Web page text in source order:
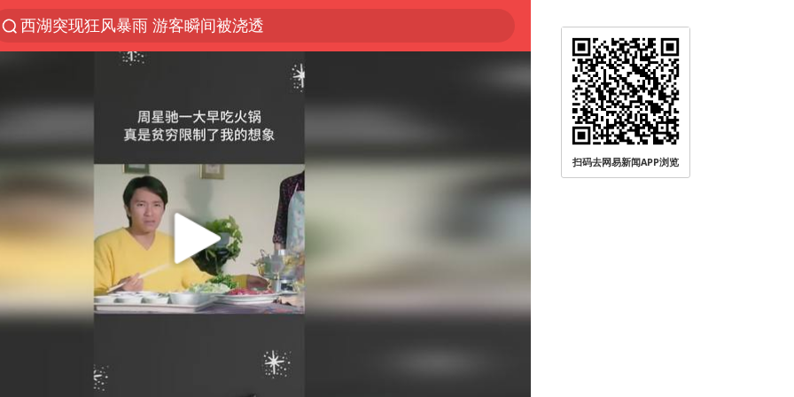
西湖突现狂风暴雨 游客瞬间被浇透
解锁各地夏日限定体验
富婆带资进组给自己硬加60多场吻戏
黄金创今年来最大单周涨幅
名创优品一次性内裤 颜面尽失
视频丨中国东方电气集团原党组副书记、董事宋致远被查
金饰克价一夜涨回1300元
梁家辉：到内地拍戏不是北上是回归
白海豚将正面袭击贯穿浙江
牛津大学一纸声明甩不了锅
扫码去网易新闻APP浏览